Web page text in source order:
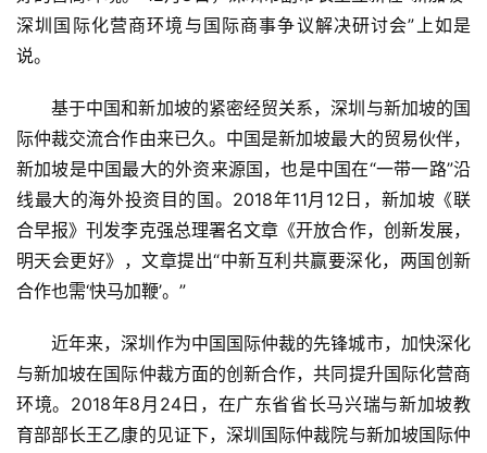
深圳国际化营商环境与国际商事争议解决研讨会”上如是
说。
基于中国和新加坡的紧密经贸关系，深圳与新加坡的国
际仲裁交流合作由来已久。中国是新加坡最大的贸易伙伴，
新加坡是中国最大的外资来源国，也是中国在“一带一路”沿
线最大的海外投资目的国。2018年11月12日，新加坡《联
合早报》刊发李克强总理署名文章《开放合作，创新发展，
明天会更好》，文章提出“中新互利共赢要深化，两国创新
合作也需‘快马加鞭’。”
近年来，深圳作为中国国际仲裁的先锋城市，加快深化
与新加坡在国际仲裁方面的创新合作，共同提升国际化营商
环境。2018年8月24日，在广东省省长马兴瑞与新加坡教
育部部长王乙康的见证下，深圳国际仲裁院与新加坡国际仲